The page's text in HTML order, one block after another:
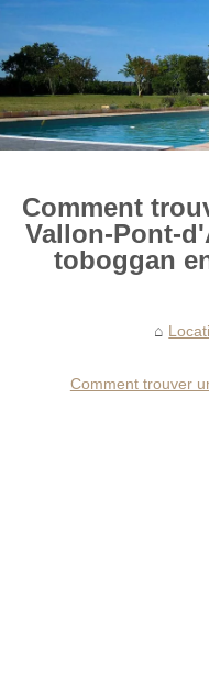
Comment
Vallon-Pont-
toboggan
Comment trouver